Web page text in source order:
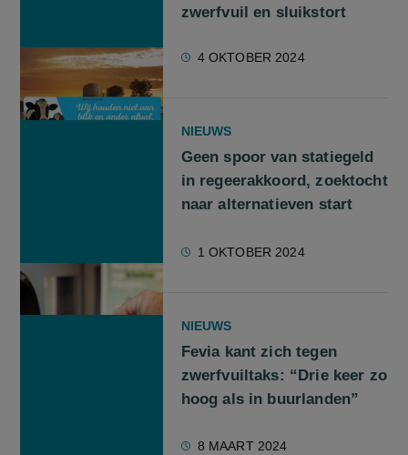
zwerfvuil en sluikstort
4 OKTOBER 2024
NIEUWS
Geen spoor van statiegeld
in regeerakkoord, zoektocht
naar alternatieven start
1 OKTOBER 2024
NIEUWS
Fevia kant zich tegen
zwerfvuiltaks: “Drie keer zo
hoog als in buurlanden”
8 MAART 2024